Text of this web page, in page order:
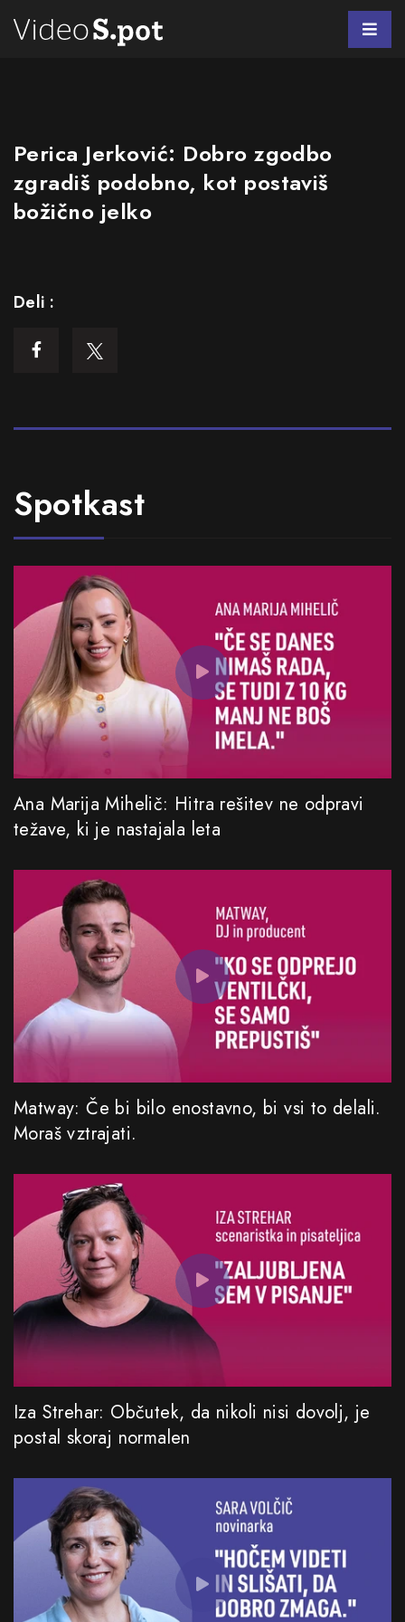
Perica Jerković: Dobro zgodbo
zgradiš podobno, kot postaviš
božično jelko
Deli :
Spotkast
Ana Marija Mihelič: Hitra rešitev ne odpravi
težave, ki je nastajala leta
Matway: Če bi bilo enostavno, bi vsi to delali.
Moraš vztrajati.
Iza Strehar: Občutek, da nikoli nisi dovolj, je
postal skoraj normalen